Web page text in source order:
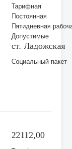
Тарифная
Постоянная
Пятидневная
Допустимые
ст. Ладожская
Социальный пакет
22112,00